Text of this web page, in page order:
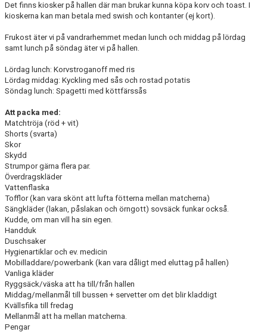
Det finns kiosker på hallen där man brukar kunna köpa korv och toast. I
kioskerna kan man betala med swish och kontanter (ej kort).
Frukost äter vi på vandrarhemmet medan lunch och middag på lördag
samt lunch på söndag äter vi på hallen.
Lördag lunch: Korvstroganoff med ris
Lördag middag: Kyckling med sås och rostad potatis
Söndag lunch: Spagetti med köttfärssås
Att packa med:
Matchtröja (röd + vit)
Shorts (svarta)
Skor
Skydd
Strumpor gärna flera par.
Överdragskläder
Vattenflaska
Tofflor (kan vara skönt att lufta fötterna mellan matcherna)
Sängkläder (lakan, påslakan och örngott) sovsäck funkar också.
Kudde, om man vill ha sin egen.
Handduk
Duschsaker
Hygienartiklar och ev. medicin
Mobilladdare/powerbank (kan vara dåligt med eluttag på hallen)
Vanliga kläder
Ryggsäck/väska att ha till/från hallen
Middag/mellanmål till bussen + servetter om det blir kladdigt
Kvällsfika till fredag
Mellanmål att ha mellan matcherna.
Pengar